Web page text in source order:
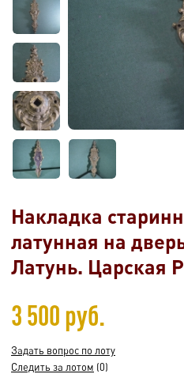
Накладка
латунная на
Латунь. Царская
3 500 руб.
Задать вопрос по лоту
Следить за лотом (0)